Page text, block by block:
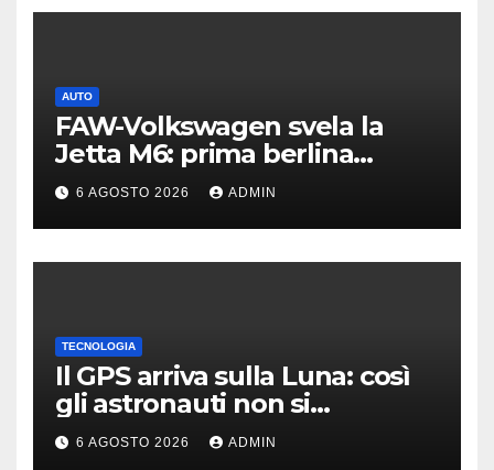
AUTO
FAW-Volkswagen svela la
Jetta M6: prima berlina
elettrica del marchio
6 AGOSTO 2026 ADMIN
TECNOLOGIA
Il GPS arriva sulla Luna: così
gli astronauti non si
perderanno più
6 AGOSTO 2026 ADMIN